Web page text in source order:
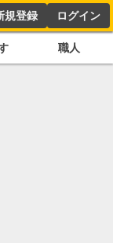
規登録 ログイン
職人